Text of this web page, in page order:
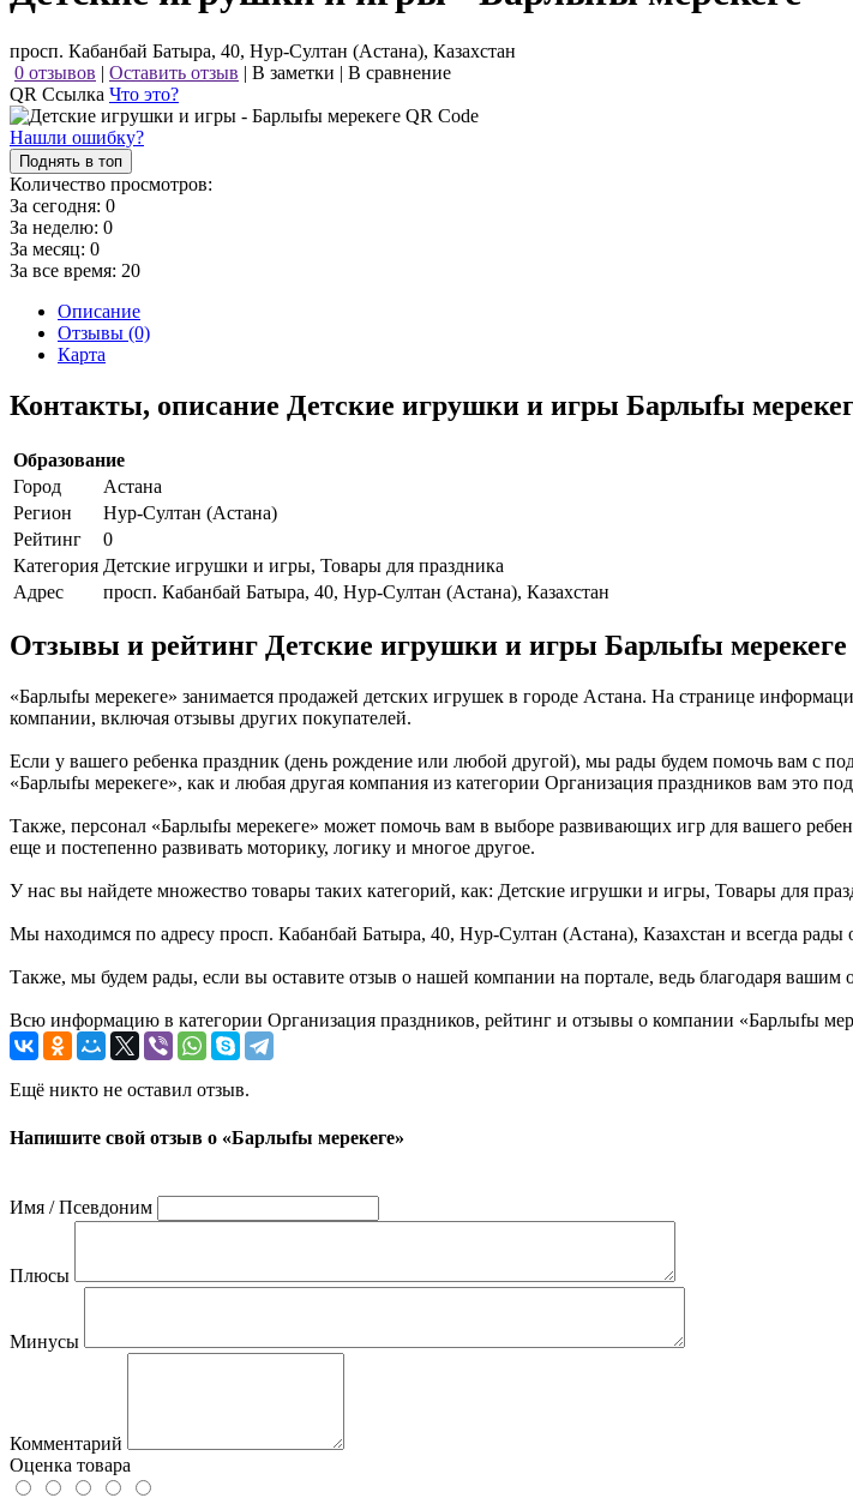
просп. Кабанбай Батыра, 40, Нур-Султан (Астана), Казахстан
0 отзывов | Оставить отзыв | В заметки | В сравнение
QR Ссылка Что это?
Нашли ошибку?
Поднять в топ
Количество просмотров:
За сегодня: 0
За неделю: 0
За месяц: 0
За все время: 20
Описание
Отзывы (0)
Карта
Контакты, описание Детские игрушки и игры Барлыfы
Образование
Город
Астана
Регион
Нур-Султан (Астана)
Рейтинг
0
Категория Детские игрушки и игры, Товары для праздника
Адрес
просп. Кабанбай Батыра, 40, Нур-Султан (Астана), Казахстан
Отзывы и рейтинг Детские игрушки и игры Барлыfы мерекеге
«Барлыfы мерекеге» занимается продажей детских игрушек в городе Астана. На странице
компании, включая отзывы других покупателей.
Если у вашего ребенка праздник (день рождение или любой другой), мы рады будем помочь вам с
«Барлыfы мерекеге», как и любая другая компания из категории Организация праздников вам это
Также, персонал «Барлыfы мерекеге» может помочь вам в выборе развивающих игр для вашего
еще и постепенно развивать моторику, логику и многое другое.
У нас вы найдете множество товары таких категорий, как: Детские игрушки и игры, Товары для
Мы находимся по адресу просп. Кабанбай Батыра, 40, Нур-Султан (Астана), Казахстан и всегда рады
Также, мы будем рады, если вы оставите отзыв о нашей компании на портале, ведь благодаря
Всю информацию в категории Организация праздников, рейтинг и отзывы о компании «Барлыfы
Ещё никто не оставил отзыв.
Напишите свой отзыв о «Барлыfы мерекеге»
Имя / Псевдоним
Плюсы
Минусы
Комментарий
Оценка товара